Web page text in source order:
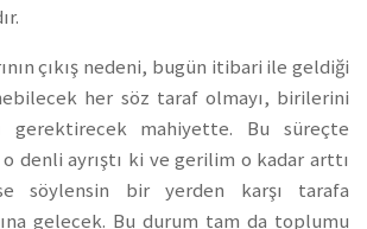
çıkış nedeni, bugün itibari ile geldiği
her söz taraf olmayı, birilerini
gerektirecek mahiyette. Bu süreçte
o denli ayrıştı ki ve gerilim o kadar arttı
söylensin bir yerden karşı tarafa
gelecek. Bu durum tam da toplumu